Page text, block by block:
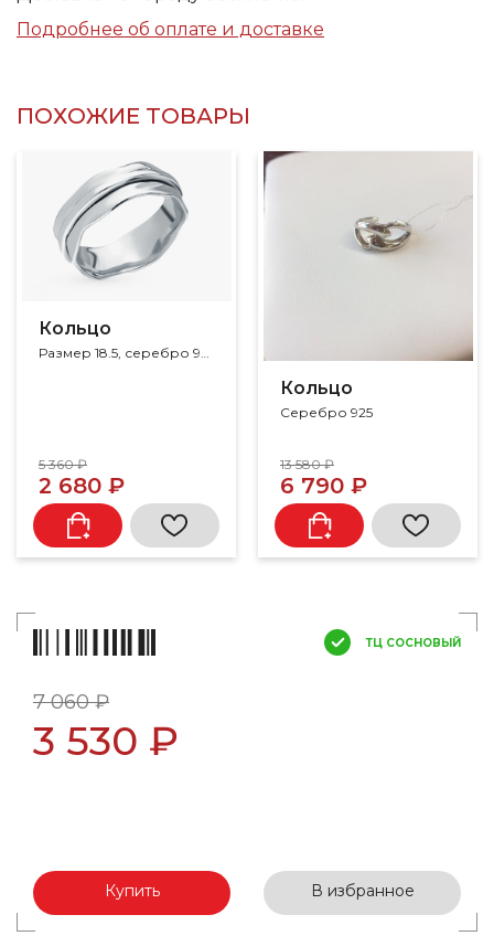
Подробнее об оплате и доставке
ПОХОЖИЕ ТОВАРЫ
Кольцо
Размер 18.5, серебро 925
5 360 ₽
2 680 ₽
Кольцо
Серебро 925
13 580 ₽
6 790 ₽
ТЦ СОСНОВЫЙ
7 060 ₽
3 530 ₽
Купить В избранное